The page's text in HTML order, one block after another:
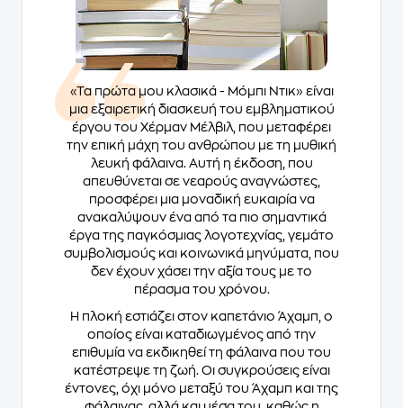
«Τα πρώτα μου κλασικά - Μόμπι Ντικ» είναι
μια εξαιρετική διασκευή του εμβληματικού
έργου του Χέρμαν Μέλβιλ, που μεταφέρει
την επική μάχη του ανθρώπου με τη μυθική
λευκή φάλαινα. Αυτή η έκδοση, που
απευθύνεται σε νεαρούς αναγνώστες,
προσφέρει μια μοναδική ευκαιρία να
ανακαλύψουν ένα από τα πιο σημαντικά
έργα της παγκόσμιας λογοτεχνίας, γεμάτο
συμβολισμούς και κοινωνικά μηνύματα, που
δεν έχουν χάσει την αξία τους με το
πέρασμα του χρόνου.
Η πλοκή εστιάζει στον καπετάνιο Άχαμπ, ο
οποίος είναι καταδιωγμένος από την
επιθυμία να εκδικηθεί τη φάλαινα που του
κατέστρεψε τη ζωή. Οι συγκρούσεις είναι
έντονες, όχι μόνο μεταξύ του Άχαμπ και της